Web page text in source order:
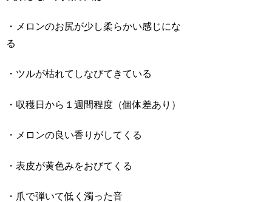
・メロンのお尻が少し柔らかい感じにな
る
・ツルが枯れてしなびてきている
・収穫日から１週間程度（個体差あり）
・メロンの良い香りがしてくる
・表皮が黄色みをおびてくる
・爪で弾いて低く濁った音